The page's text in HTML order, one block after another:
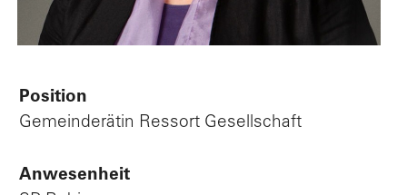
Position
Gemeinderätin Ressort Gesellschaft
Anwesenheit